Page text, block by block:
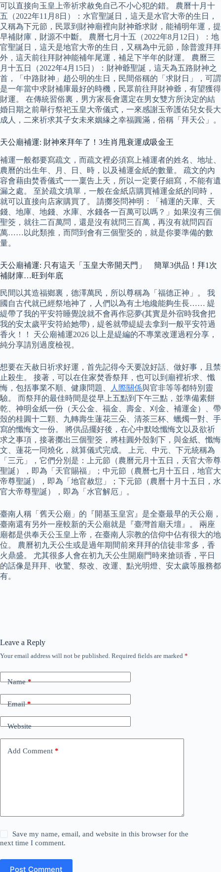
可以直接向玉皇上帝祈求赦免自己不小心犯的錯。 農曆十月十
五（2022年11月8日）：水官聖誕日，這天是水官大帝的生日，
又稱為下元節，民眾到財神廟裡向財神爺求財，能補明年運，提
早補財庫，財源不中斷。 農曆七月十五（2022年8月12日）：地
官聖誕日，這天是地官大帝的生日，又稱為中元節，除普渡拜拜
外，這天前往拜財神能補年尾運，補足下半年的財運。 農曆三
月十五日（2022年4月15日）：財神爺聖誕，這天為五路財神之
首，「中路財神」趙公明的生日，民間俗稱的「求財日」，可謂
是一年當中求財補庫最好的時機，民眾前往拜財神爺，有望獲得
財運。 在傳統習俗裏，男方家長會選定在男女雙方所決定的結
婚日期之前舉行祭祀玉皇大帝儀式，一來感謝玉帝護佑兒女長大
成人，二來祈求其子女未來姻緣之幸福圓滿，俗稱「拜天公」。
天公廟補運: 財神來拜年了！3生肖甩衰運成吸金王
補運一般都要寫疏文，而疏文裡必須寫上補運者的姓名、地址、
農曆的出生年、月、日、時，以及補運金紙的數量。 疏文的內
容會藉由焚香儀式一一稟告上天，所以一定要仔細寫，不能有遺
漏之處。 至於疏文填單，一般在金紙店購買補運金紙的同時，
就可以直接向店家購買了。 請擲筊問神明：「補運的天庫、天
錢、地庫、地錢、水庫、水錢各一百萬可以嗎？」如果沒有三個
聖筊，就往二百萬問，還是沒有就問三百萬，再沒有就問四百
萬……以此類推，而問到會有三個聖筊的，就是你要準備的數
量。
天公廟補運: 只有這天「玉皇大帝開天門」 簡單3供品！拜1次
補財庫…旺到年底
民間以其造福鄉裏，德澤萬民，所以尊稱為「福德正神」。 我
國自古代就已經祭地神了，人們以為有土地纔能夠生長…… 緹
緹帶了我的平安符睡覺說就不會再作惡夢(其實是外宿時我會把
我的安太歲平安符給她帶)，緹爸就帶緹緹去拿到一般平安符過
香火！！ 天公廟補運2026 以上是緹編的不專業改運過程分享，
純分享請別過度檢視。
想要在天赦日祈求好運，首先記得今天要說好話、做好事，且禁
止殺生。 接著，可以在住家焚香祭拜，也可以到廟裡祈求、懺
悔，包括事業不順、健康問題、
人際關係與官非等等都特別靈
驗。 而祭拜的最佳時間是從早上五點到下午三點，並準備素餅
乾、神明金紙一份（天公金、福金、壽金、刈金、補運金）、帶
殼的桂圓十二顆、九轉壽生蓮花三朵、清茶三杯、蠟燭一對、手
寫的懺悔文一份。 將供品擺好後，在心中默唸懺悔文以及欲祈
求之事項，接著擲出三個聖筊，將桂圓外殼剝下，與金紙、懺悔
文、蓮花一同燒化，就算儀式完成。 上元、中元、下元統稱為
「三元」，它們分別是：上元節（農曆元月十五日，天官大帝尊
聖誕），即為「天官賜福」；中元節（農曆七月十五日，地官大
帝尊聖誕），即為「地官赦愆」；下元節（農曆十月十五日，水
官大帝尊聖誕），即為「水官解厄」。
臺南人稱「舊天公廟」的『開基玉皇宮』是全臺最早的天公廟，
臺南還有另外一座較新的天公廟就是『臺灣首廟天壇』。 兩座
廟都是供奉天公玉皇上帝，在臺南人宗教的信仰中佔有很大的地
位。 農曆初九天公生或是過年期間前來拜拜的信徒非常多，香
火鼎盛。 尤其很多人會在初九天公生開廟門時來搶頭香，平日
的話像是拜拜、收驚、祭改、改運、點光明燈、安太歲等服務都
有。
Leave a Reply
Your email address will not be published. Required fields are marked *
Name*
Email*
Website
Add Comment *
Save my name, email, and website in this browser for the
next time I comment.
Post Comment